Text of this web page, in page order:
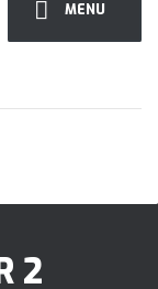
MENU
2